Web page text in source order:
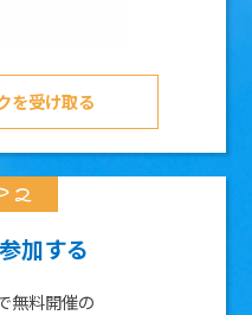
を受け取る
加する
無料開催の